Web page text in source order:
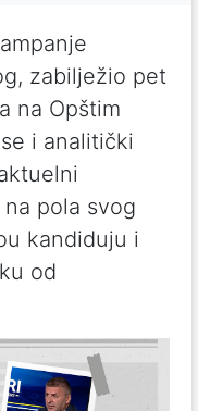
zabilježio pet
na Opštim
i analitički
pola svog
kandiduju i
od